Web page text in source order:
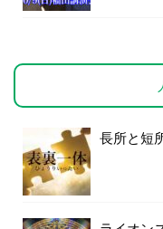
長所と短